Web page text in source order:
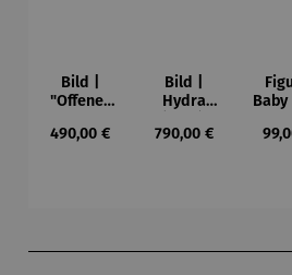
Bild |
"Offenes
Collioure"
Regulärer Preis:
490,00 €
Bild |
Hydra
gerahmt –
Regulärer Preis:
790,00 €
Baby